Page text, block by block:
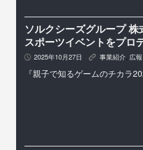
ソルクシーズグループ
スポーツイベントをプロ
P 2025年10月27日 K 事業紹介 広
『親子で知るゲームのチカラ